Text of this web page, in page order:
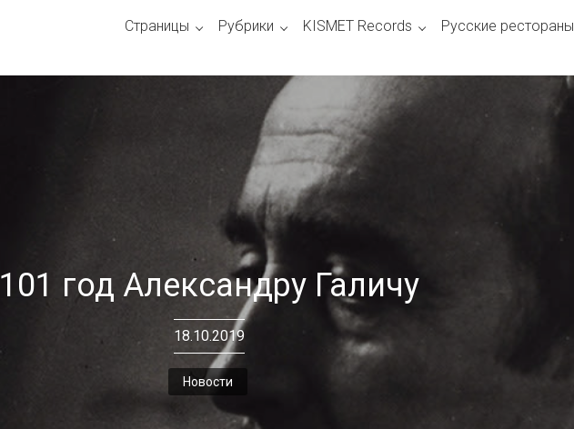
Страницы Рубрики KISMET Records Русские рестораны
101 год Александру Галичу
18.10.2019
Новости